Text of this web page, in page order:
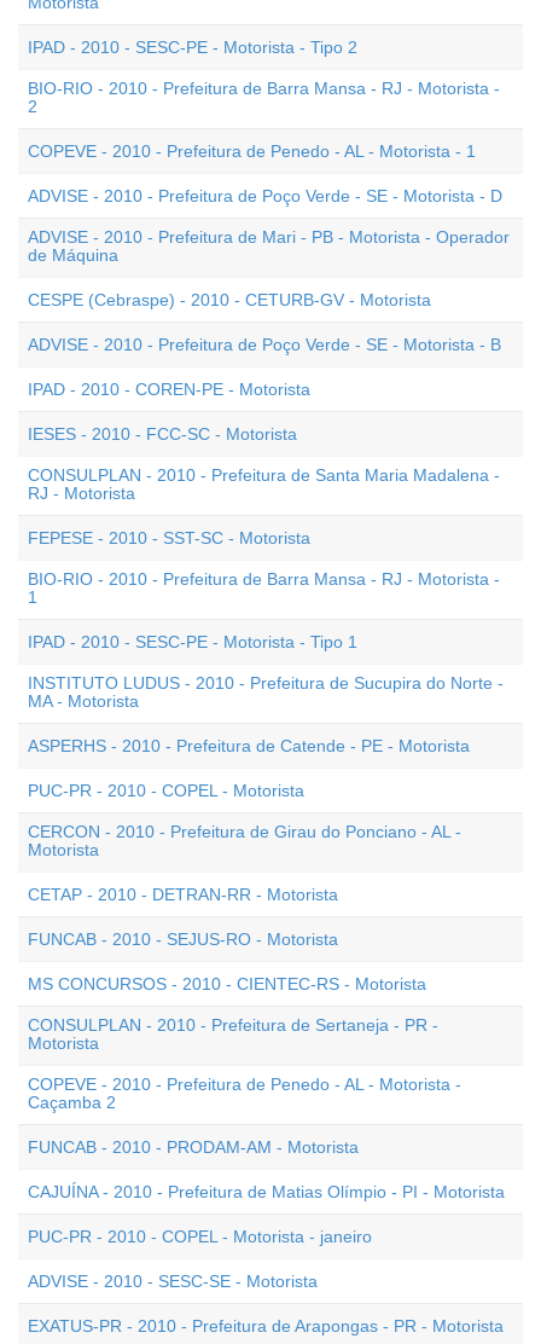
IPAD - 2010 - SESC-PE - Motorista - Tipo 2
BIO-RIO - 2010 - Prefeitura de Barra Mansa - RJ - Motorista -
2
COPEVE - 2010 - Prefeitura de Penedo - AL - Motorista - 1
ADVISE - 2010 - Prefeitura de Poço Verde - SE - Motorista - D
ADVISE - 2010 - Prefeitura de Mari - PB - Motorista - Operador
de Máquina
CESPE (Cebraspe) - 2010 - CETURB-GV - Motorista
ADVISE - 2010 - Prefeitura de Poço Verde - SE - Motorista - B
IPAD - 2010 - COREN-PE - Motorista
IESES - 2010 - FCC-SC - Motorista
CONSULPLAN - 2010 - Prefeitura de Santa Maria Madalena -
RJ - Motorista
FEPESE - 2010 - SST-SC - Motorista
BIO-RIO - 2010 - Prefeitura de Barra Mansa - RJ - Motorista -
1
IPAD - 2010 - SESC-PE - Motorista - Tipo 1
INSTITUTO LUDUS - 2010 - Prefeitura de Sucupira do Norte -
MA - Motorista
ASPERHS - 2010 - Prefeitura de Catende - PE - Motorista
PUC-PR - 2010 - COPEL - Motorista
CERCON - 2010 - Prefeitura de Girau do Ponciano - AL -
Motorista
CETAP - 2010 - DETRAN-RR - Motorista
FUNCAB - 2010 - SEJUS-RO - Motorista
MS CONCURSOS - 2010 - CIENTEC-RS - Motorista
CONSULPLAN - 2010 - Prefeitura de Sertaneja - PR -
Motorista
COPEVE - 2010 - Prefeitura de Penedo - AL - Motorista -
Caçamba 2
FUNCAB - 2010 - PRODAM-AM - Motorista
CAJUÍNA - 2010 - Prefeitura de Matias Olímpio - PI - Motorista
PUC-PR - 2010 - COPEL - Motorista - janeiro
ADVISE - 2010 - SESC-SE - Motorista
EXATUS-PR - 2010 - Prefeitura de Arapongas - PR - Motorista